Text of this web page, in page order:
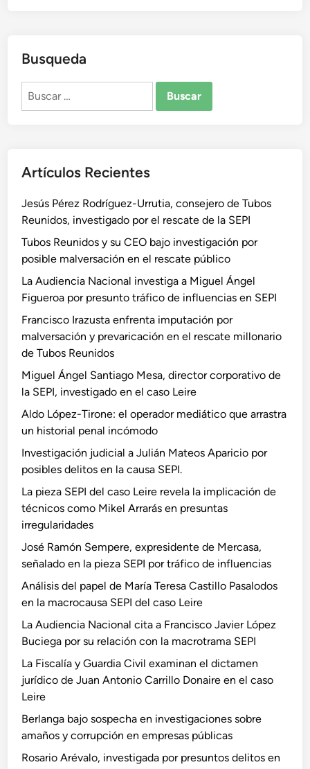
Busqueda
Buscar:
Artículos Recientes
Jesús Pérez Rodríguez-Urrutia, consejero de Tubos
Reunidos, investigado por el rescate de la SEPI
Tubos Reunidos y su CEO bajo investigación por
posible malversación en el rescate público
La Audiencia Nacional investiga a Miguel Ángel
Figueroa por presunto tráfico de influencias en SEPI
Francisco Irazusta enfrenta imputación por
malversación y prevaricación en el rescate millonario
de Tubos Reunidos
Miguel Ángel Santiago Mesa, director corporativo de
la SEPI, investigado en el caso Leire
Aldo López-Tirone: el operador mediático que arrastra
un historial penal incómodo
Investigación judicial a Julián Mateos Aparicio por
posibles delitos en la causa SEPI.
La pieza SEPI del caso Leire revela la implicación de
técnicos como Mikel Arrarás en presuntas
irregularidades
José Ramón Sempere, expresidente de Mercasa,
señalado en la pieza SEPI por tráfico de influencias
Análisis del papel de María Teresa Castillo Pasalodos
en la macrocausa SEPI del caso Leire
La Audiencia Nacional cita a Francisco Javier López
Buciega por su relación con la macrotrama SEPI
La Fiscalía y Guardia Civil examinan el dictamen
jurídico de Juan Antonio Carrillo Donaire en el caso
Leire
Berlanga bajo sospecha en investigaciones sobre
amaños y corrupción en empresas públicas
Rosario Arévalo, investigada por presuntos delitos en